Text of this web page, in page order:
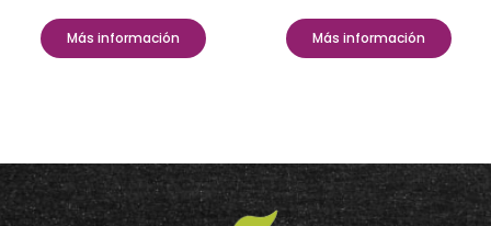
Más información Más información